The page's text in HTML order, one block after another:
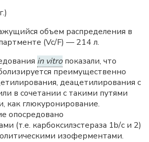
объем распределения в
(Vc/F) — 214 л.
in vitroпоказали, что
преимущественно
деацетилирования с
в сочетании с такими путями
как глюкуронирование.
опосредовано
(т.е. карбоксилэстераза 1b/с и 2)
изоферментами.